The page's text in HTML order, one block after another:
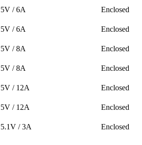
5V / 6A
Enclosed
5V / 6A
Enclosed
5V / 8A
Enclosed
5V / 8A
Enclosed
5V / 12A
Enclosed
5V / 12A
Enclosed
5.1V / 3A Enclosed